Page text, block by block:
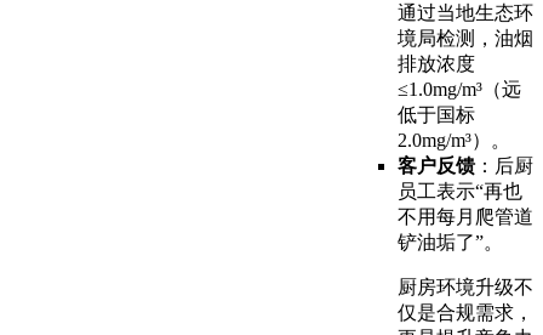
通过当地生态环
境局检测，油烟
排放浓度
≤1.0mg/m³（远
低于国标
2.0mg/m³）。
客户反馈 ：后厨
员工表示“再也
不用每月爬管道
铲油垢了”。
厨房环境升级不
仅是合规需求，